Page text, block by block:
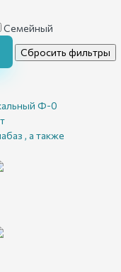
Семейный
Сбросить фильтры
Ф-0
, а также